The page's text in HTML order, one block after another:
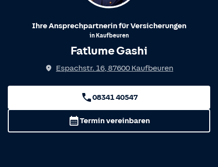
Ihre Ansprechpartnerin für Versicherungen
in Kaufbeuren
Fatlume Gashi
Espachstr. 16, 87600 Kaufbeuren
08341 40547
Termin vereinbaren